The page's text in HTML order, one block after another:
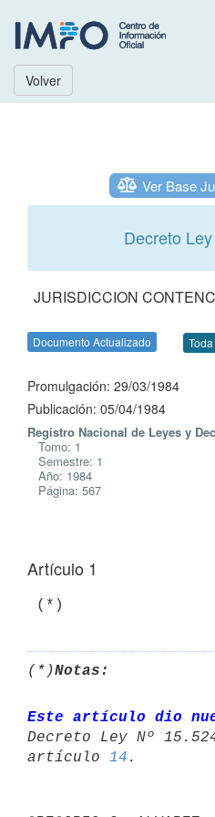
Volver
Ver Base
Decreto Ley
JURISDICCION
Documento Actualizado
Promulgación: 29/03/1984
Publicación: 05/04/1984
Registro Nacional de Leyes y
Tomo: 1
Semestre: 1
Año: 1984
Página: 567
Artículo 1
(*)Notas:
Este artículo dio
Decreto Ley Nº
artículo 14